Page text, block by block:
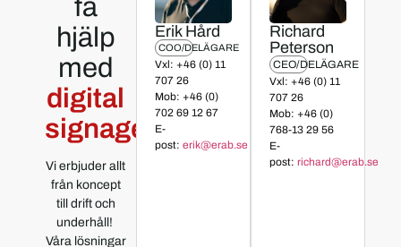
få
hjälp
med
digital
signage?
Vi erbjuder allt
från koncept
till drift och
underhåll!
Våra lösningar
Erik Hård
COO/DELÄGARE
Vxl: +46 (0) 11
707 26
Mob: +46 (0)
702 69 12 67
E-
post: erik@erab.se
Richard
Peterson
CEO/DELÄGARE
Vxl: +46 (0) 11
707 26
Mob: +46 (0)
768-13 29 56
E-
post: richard@erab.se